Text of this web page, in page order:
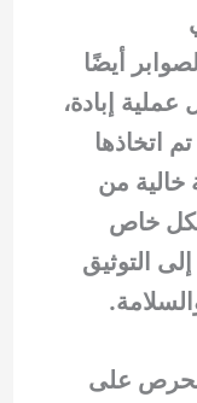
أيضًا
إبادة،
اتخاذها
خالية من
خاص
التوثيق
نحرص على